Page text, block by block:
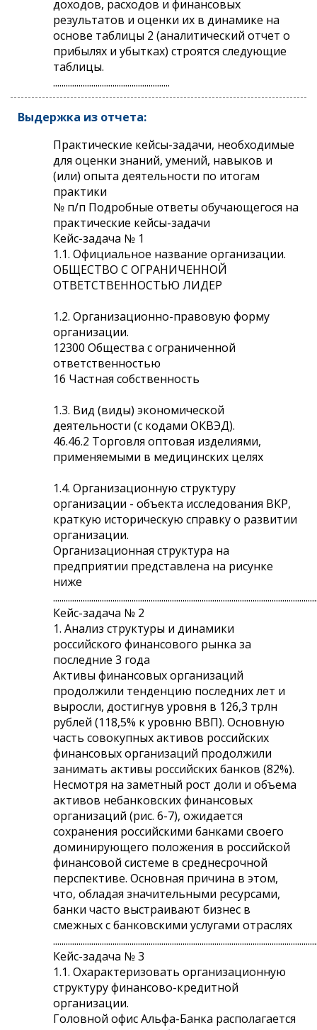
доходов, расходов и финансовых
результатов и оценки их в динамике на
основе таблицы 2 (аналитический отчет о
прибылях и убытках) строятся следующие
таблицы.
.......................................................
Выдержка из отчета:
Практические кейсы-задачи, необходимые
для оценки знаний, умений, навыков и
(или) опыта деятельности по итогам
практики
№ п/п Подробные ответы обучающегося на
практические кейсы-задачи
Кейс-задача № 1
1.1. Официальное название организации.
ОБЩЕСТВО С ОГРАНИЧЕННОЙ
ОТВЕТСТВЕННОСТЬЮ ЛИДЕР
1.2. Организационно-правовую форму
организации.
12300 Общества с ограниченной
ответственностью
16 Частная собственность
1.3. Вид (виды) экономической
деятельности (с кодами ОКВЭД).
46.46.2 Торговля оптовая изделиями,
применяемыми в медицинских целях
1.4. Организационную структуру
организации - объекта исследования ВКР,
краткую историческую справку о развитии
организации.
Организационная структура на
предприятии представлена на рисунке
ниже
Кейс-задача № 2
1. Анализ структуры и динамики
российского финансового рынка за
последние 3 года
Активы финансовых организаций
продолжили тенденцию последних лет и
выросли, достигнув уровня в 126,3 трлн
рублей (118,5% к уровню ВВП). Основную
часть совокупных активов российских
финансовых организаций продолжили
занимать активы российских банков (82%).
Несмотря на заметный рост доли и объема
активов небанковских финансовых
организаций (рис. 6-7), ожидается
сохранения российскими банками своего
доминирующего положения в российской
финансовой системе в среднесрочной
перспективе. Основная причина в этом,
что, обладая значительными ресурсами,
банки часто выстраивают бизнес в
смежных с банковскими услугами отраслях
Кейс-задача № 3
1.1. Охарактеризовать организационную
структуру финансово-кредитной
организации.
Головной офис Альфа-Банка располагается